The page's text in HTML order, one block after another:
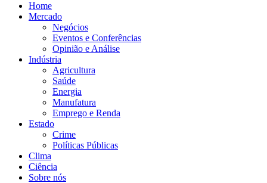
Home
Mercado
Negócios
Eventos e Conferências
Opinião e Análise
Indústria
Agricultura
Saúde
Energia
Manufatura
Emprego e Renda
Estado
Crime
Políticas Públicas
Clima
Ciência
Sobre nós